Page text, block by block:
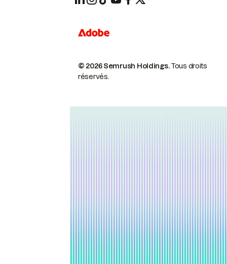
© 2026 Semrush Holdings.Tous droits
réservés.